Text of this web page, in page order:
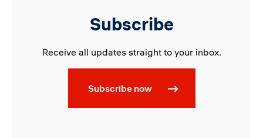
Subscribe
Receive all updates straight to your inbox.
Subscribe now